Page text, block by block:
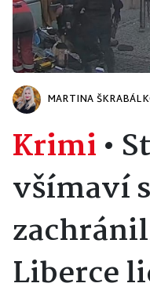
MARTINA
Krimi•
všímaví
Liberce